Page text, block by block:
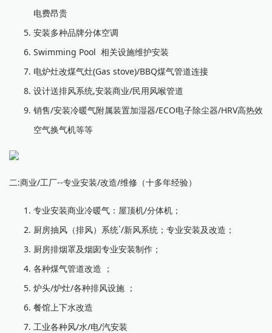
电费昂贵
安装多种品牌分体空调
Swimming Pool 相关设施维护安装
电炉灶改煤气灶(Gas stove)/BBQ煤气管道连接
设计送排风系统,安装商业/民用风喉管道
销售/安装冷暖气附属装置加湿器/ECO电子除尘器/HRV高热效
空气换气机等等
二:商业/工厂--专业安装/改造/维修（十多年经验）
专业安装商业冷暖气：屋顶机/分体机；
厨房抽风（排风）系统`/新风系统；专业安装及改造；
厨房排烟罩及烟囱专业安装制作；
各种煤气管道改造 ；
炉头/炉灶/各种排风设施 ；
餐馆上下水改造
工业各种风/水/电/汽安装